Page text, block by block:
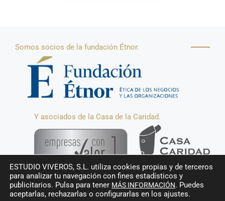
Somos socios de la fundación Étnor.
Y asociados de la Casa de la Caridad.
Aviso Legal .Política de Privacidad.Cookies
Canal ético.
ESTUDIO VIVEROS, S.L. utiliza cookies propias y de terceros
para analizar tu navegación con fines estadísticos y
publicitarios. Pulsa para tener MÁS INFORMACIÓN. Puedes
aceptarlas, rechazarlas o configurarlas en los ajustes.